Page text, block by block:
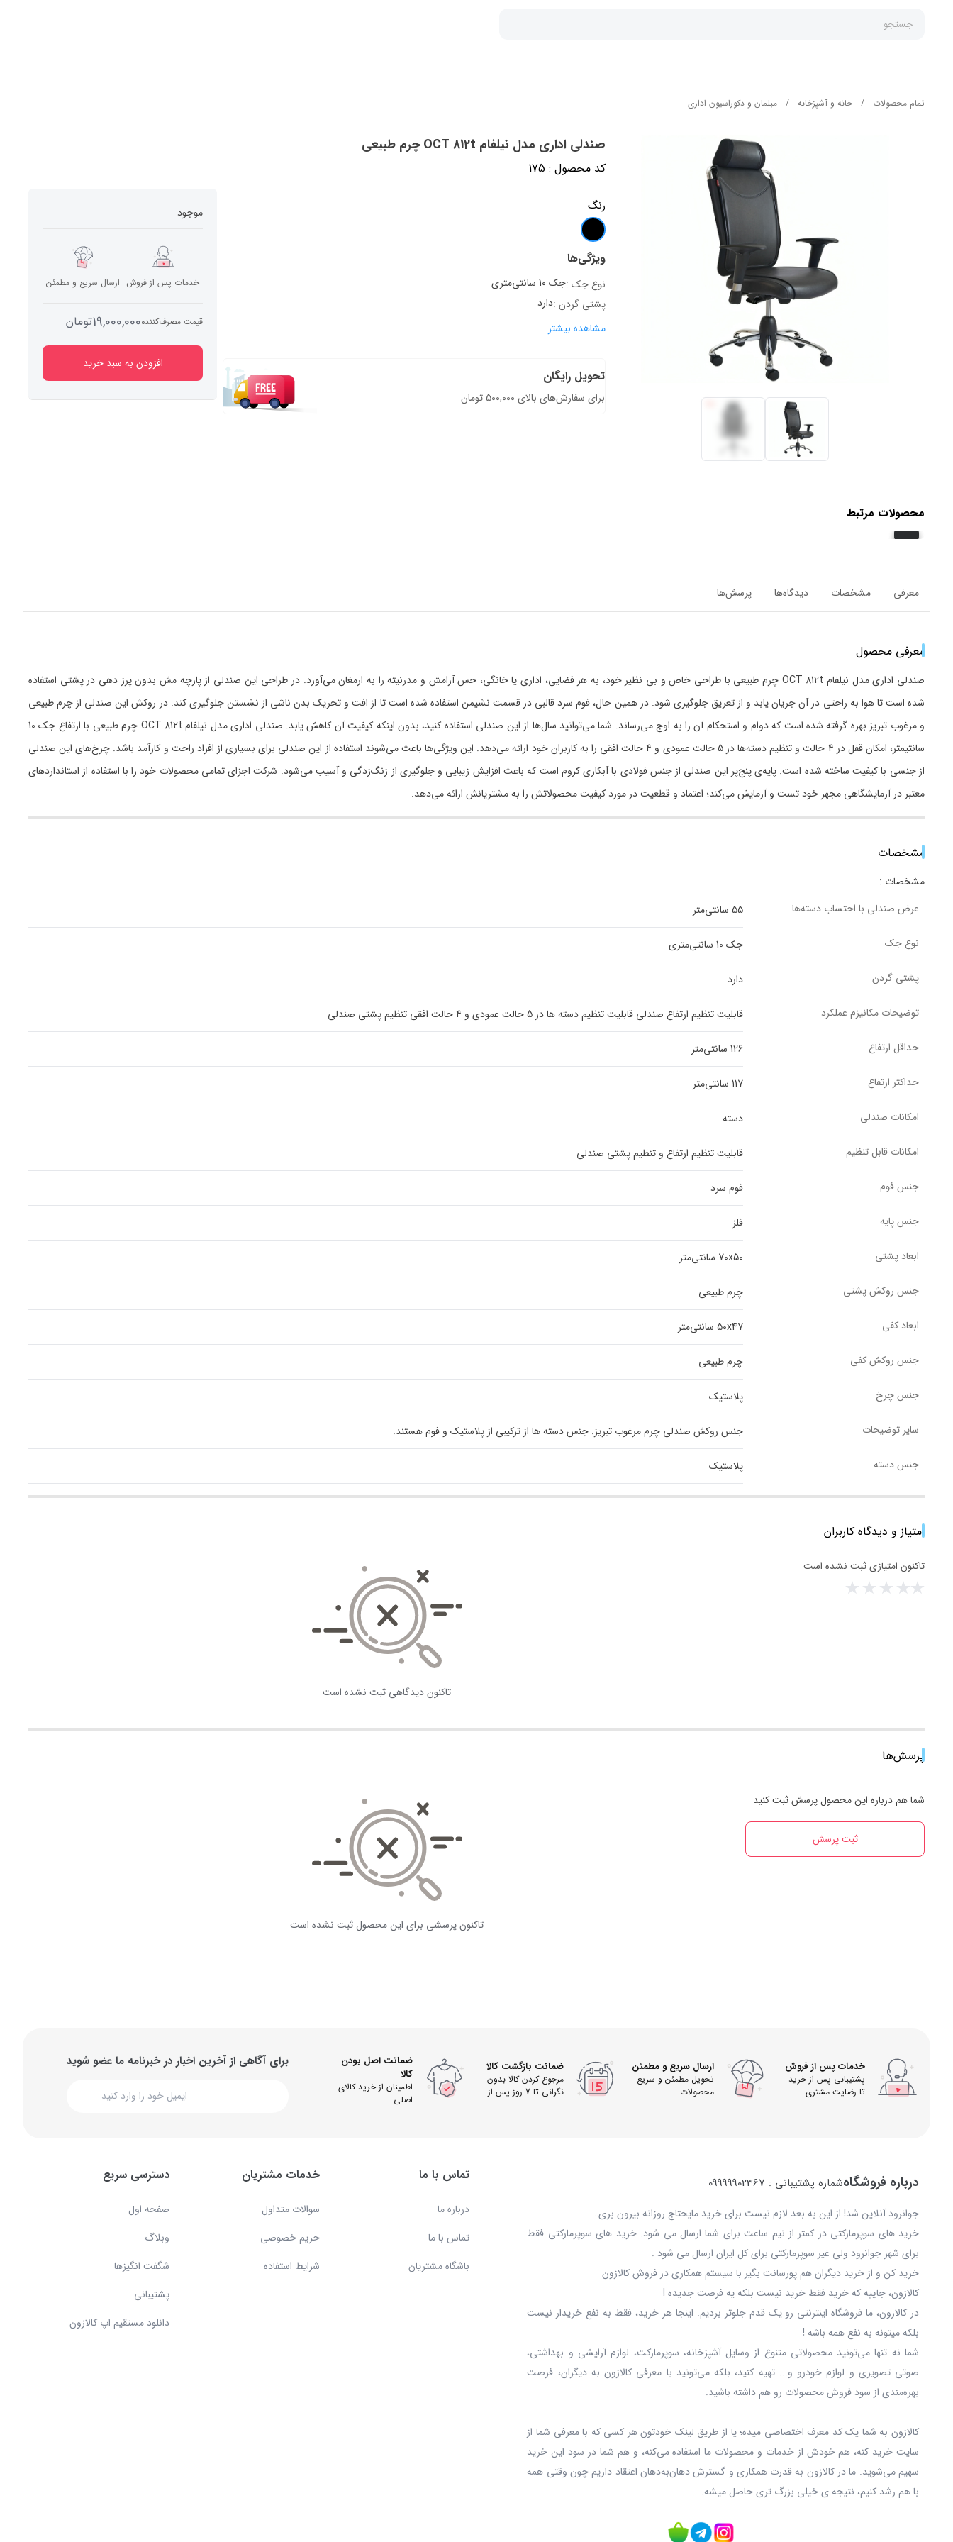
جستجو
تمام محصولات / خانه و آشپزخانه / مبلمان و دکوراسیون اداری
صندلی اداری مدل نیلفام OCT 812t چرم طبیعی
کد محصول : 175
رنگ
ویژگی‌ها
نوع جک :جک 10 سانتی‌متری
پشتی گردن :دارد
مشاهده بیشتر
تحویل رایگان
برای سفارش‌های بالای 500,000 تومان
موجود
خدمات پس از فروش ارسال سریع و مطمئن
قیمت مصرف‌کننده19,000,000تومان
افزودن به سبد خرید
محصولات مرتبط
معرفی مشخصات دیدگاه‌ها پرسش‌ها
معرفی محصول
صندلی اداری مدل نیلفام OCT 812t چرم طبیعی با طراحی خاص و بی نظیر خود، به هر فضایی، اداری یا خانگی، حس آرامش و مدرنیته را به ارمغان می‌آورد. در طراحی این صندلی از پارچه مش بدون پرز دهی در پشتی استفاده
شده است تا هوا به راحتی در آن جریان یابد و از تعریق جلوگیری شود. در همین حال، فوم سرد قالبی در قسمت نشیمن استفاده شده است تا از افت و تحریک بدن ناشی از نشستن جلوگیری کند. در روکش این صندلی از چرم طبیعی
و مرغوب تبریز بهره گرفته شده است که دوام و استحکام آن را به اوج می‌رساند. شما می‌توانید سال‌ها از این صندلی استفاده کنید، بدون اینکه کیفیت آن کاهش یابد. صندلی اداری مدل نیلفام OCT 812t چرم طبیعی با ارتفاع جک 10
سانتیمتر، امکان قفل در 4 حالت و تنظیم دسته‌ها در 5 حالت عمودی و 4 حالت افقی را به کاربران خود ارائه می‌دهد. این ویژگی‌ها باعث می‌شوند استفاده از این صندلی برای بسیاری از افراد راحت و کارآمد باشد. چرخ‌های این صندلی
از جنسی با کیفیت ساخته شده است. پایه‌ی پنج‌پر این صندلی از جنس فولادی با آبکاری کروم است که باعث افزایش زیبایی و جلوگیری از زنگ‌زدگی و آسیب می‌شود. شرکت اجزای تمامی محصولات خود را با استفاده از استانداردهای
معتبر در آزمایشگاهی مجهز خود تست و آزمایش می‌کند؛ اعتماد و قطعیت در مورد کیفیت محصولاتش را به مشتریانش ارائه می‌دهد.
مشخصات
مشخصات :
عرض صندلی با احتساب دسته‌ها
55 سانتی‌متر
نوع جک جک 10 سانتی‌متری
پشتی گردن دارد
توضیحات مکانیزم عملکرد قابلیت تنظیم ارتفاع صندلی قابلیت تنظیم دسته ها در 5 حالت عمودی و 4 حالت افقی تنظیم پشتی صندلی
حداقل ارتفاع 126 سانتی‌متر
حداکثر ارتفاع 117 سانتی‌متر
امکانات صندلی دسته
امکانات قابل تنظیم قابلیت تنظیم ارتفاع و تنظیم پشتی صندلی
جنس فوم فوم سرد
جنس پایه فلز
ابعاد پشتی 70x50 سانتی‌متر
جنس روکش پشتی چرم طبیعی
ابعاد کفی 50x47 سانتی‌متر
جنس روکش کفی چرم طبیعی
جنس چرخ پلاستیک
سایر توضیحات جنس روکش صندلی چرم مرغوب تبریز. جنس دسته ها از ترکیبی از پلاستیک و فوم هستند.
جنس دسته پلاستیک
امتیاز و دیدگاه کاربران
تاکنون امتیازی ثبت نشده است
تاکنون دیدگاهی ثبت نشده است
پرسش‌ها
شما هم درباره این محصول پرسش ثبت کنید
ثبت پرسش
تاکنون پرسشی برای این محصول ثبت نشده است
خدمات پس از فروش
پشتیبانی پس از خرید
تا رضایت مشتری
ارسال سریع و مطمئن
تحویل مطمئن و سریع
محصولات
ضمانت بازگشت کالا
مرجوع کردن کالا بدون
نگرانی تا 7 روز پس از
ضمانت اصل بودن
کالا
اطمینان از خرید کالای
اصلی
برای آگاهی از آخرین اخبار در خبرنامه ما عضو شوید
درباره فروشگاهشماره پشتیبانی : 09999902367
جوانرود آنلاین شد! از این به بعد لازم نیست برای خرید مایحتاج روزانه بیرون بری…
خرید های سوپرمارکتی در کمتر از نیم ساعت برای شما ارسال می شود. خرید های سوپرمارکتی فقط
برای شهر جوانرود ولی غیر سوپرمارکتی برای کل ایران ارسال می شود .
خرید کن و از خرید دیگران هم پورسانت بگیر با سیستم همکاری در فروش کالازون
کالازون، جاییه که خرید فقط خرید نیست بلکه یه فرصت جدیده !
در کالازون، ما فروشگاه اینترنتی رو یک قدم جلوتر بردیم. اینجا هر خرید، فقط به نفع خریدار نیست
بلکه میتونه به نفع همه باشه !
شما نه‌ تنها می‌تونید محصولاتی متنوع از وسایل آشپزخانه، سوپرمارکت، لوازم آرایشی و بهداشتی،
صوتی تصویری و لوازم خودرو و... تهیه کنید، بلکه می‌تونید با معرفی کالازون به دیگران، فرصت
بهره‌مندی از سود فروش محصولات رو هم داشته باشید.
کالازون به شما یک کد معرف اختصاصی میده؛ یا از طریق لینک خودتون هر کسی که با معرفی شما از
سایت خرید کنه، هم خودش از خدمات و محصولات ما استفاده می‌کنه، و هم شما در سود این خرید
سهیم می‌شوید. ما در کالازون به قدرت همکاری و گسترش دهان‌به‌دهان اعتقاد داریم چون وقتی همه
با هم رشد کنیم، نتیجه ی خیلی بزرگ‌ تری حاصل میشه.
تماس با ما
درباره ما
تماس با ما
باشگاه مشتریان
خدمات مشتریان
سوالات متداول
حریم خصوصی
شرایط استفاده
دسترسی سریع
صفحه اول
وبلاگ
شگفت انگیزها
پشتیبانی
دانلود مستقیم اپ کالازون